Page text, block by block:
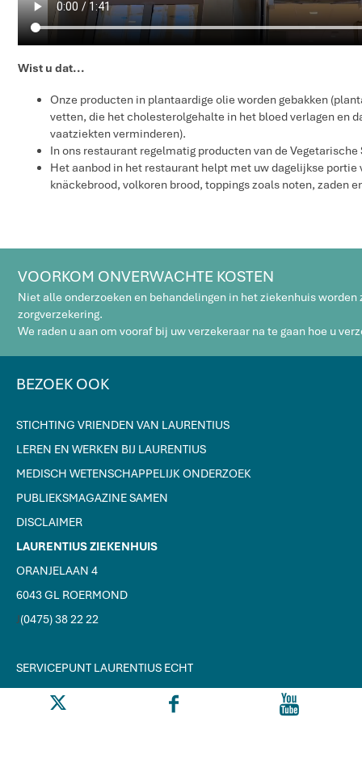
Wist u dat...
Onze producten in plantaardige olie worden gebakken
vetten, die het cholesterolgehalte in het bloed verlagen en
vaatziekten verminderen).
In ons restaurant regelmatig producten van de
Het aanbod in het restaurant helpt met uw dagelijkse portie
knäckebrood, volkoren brood, toppings zoals noten, zaden
VOORKOM ONVERWACHTE KOSTEN
Niet alle onderzoeken en behandelingen in het ziekenhuis worden
zorgverzekering.
We raden u aan om vooraf bij uw verzekeraar na te gaan hoe u
BEZOEK OOK
STICHTING VRIENDEN VAN LAURENTIUS
LEREN EN WERKEN BIJ LAURENTIUS
MEDISCH WETENSCHAPPELIJK ONDERZOEK
PUBLIEKSMAGAZINE SAMEN
DISCLAIMER
LAURENTIUS ZIEKENHUIS
ORANJELAAN 4
6043 GL ROERMOND
J(0475) 38 22 22
SERVICEPUNT LAURENTIUS ECHT
F Y